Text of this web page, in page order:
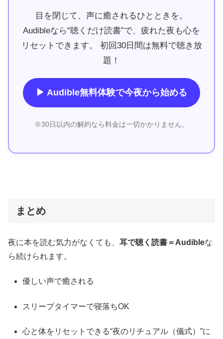
目を閉じて、声に癒されるひとときを。
Audibleなら“聴くだけ読書”で、疲れた夜も心を
リセットできます。 初回30日間は無料で聴き放
題！
▶ Audible無料体験で今夜から始める
※30日以内の解約なら料金は一切かかりません。
まとめ
夜に本を読む気力がなくても、 耳で聴く読書＝Audibleな
ら続けられます。
優しい声で癒される
スリープタイマーで寝落ちOK
心と体をリセットできる“夜のリチュアル（儀式）”に